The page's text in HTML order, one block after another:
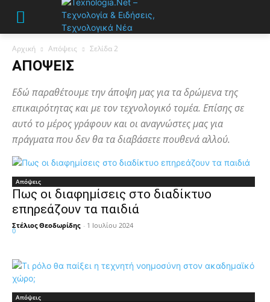
Αρχική Απόψεις Σελίδα 2
ΑΠΌΨΕΙΣ
Εδώ παραθέτουμε την άποψη μας για τα δρώμενα της
επικαιρότητας και με τον τεχνολογικό τομέα. Επίσης σε
αυτό το μέρος γράφουν και οι αναγνώστες μας για
πράγματα που δεν θα τα διαβάσετε πουθενά αλλού.
Απόψεις
Πως οι διαφημίσεις στο διαδίκτυο
επηρεάζουν τα παιδιά
Στέλιος Θεοδωρίδης - 1 Ιουλίου 2024
0
Απόψεις